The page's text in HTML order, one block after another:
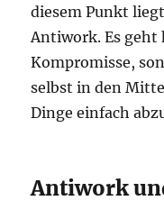
diesem Punkt
Antiwork. Es
Kompromisse,
selbst in den
Dinge einfach
Antiwork